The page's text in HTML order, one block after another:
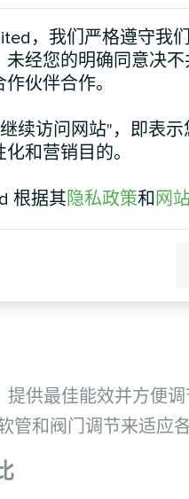
提供保障。由于其
化了设计和安装过程。
量，最大限度地降低
完成项目，而无需
符合质量和性能标准
和可靠性的用户来说
供最佳能效并方便调
和阀门调节来适应
，我们严格遵守我
未经您的明确同意决
伙伴合作。
续访问网站"，即表
和营销目的。
根据其隐私政策和 网